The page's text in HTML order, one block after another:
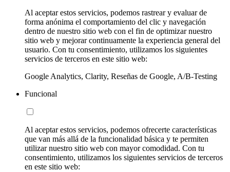
Al aceptar estos servicios, podemos rastrear y evaluar de
forma anónima el comportamiento del clic y navegación
dentro de nuestro sitio web con el fin de optimizar nuestro
sitio web y mejorar continuamente la experiencia general del
usuario. Con tu consentimiento, utilizamos los siguientes
servicios de terceros en este sitio web:
Google Analytics, Clarity, Reseñas de Google, A/B-Testing
Funcional
Al aceptar estos servicios, podemos ofrecerte características
que van más allá de la funcionalidad básica y te permiten
utilizar nuestro sitio web con mayor comodidad. Con tu
consentimiento, utilizamos los siguientes servicios de terceros
en este sitio web: